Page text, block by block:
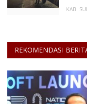
KAB.
REKOMENDASI